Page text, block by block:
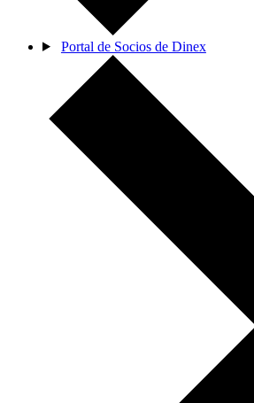
Portal de Socios de Dinex